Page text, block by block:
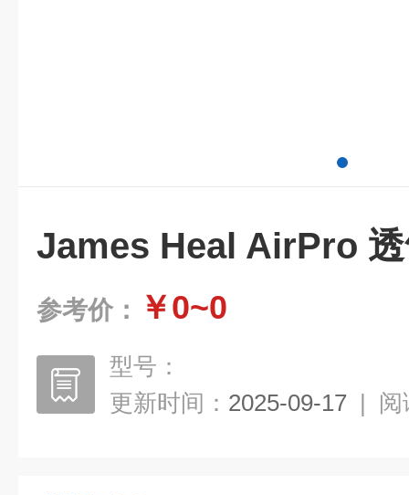
James Heal AirPro
参考价： ￥0~0
型号：
更新时间： 2025-09-17 | 阅